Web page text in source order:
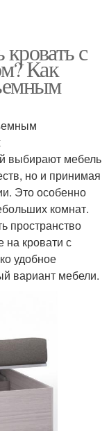
с
Как
выбирают мебель
но и принимая
Это особенно
комнат.
пространство
на кровати с
удобное
вариант мебели.